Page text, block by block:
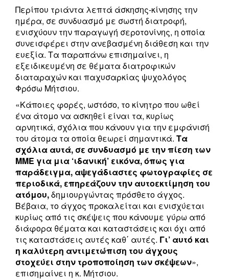
Περίπου τριάντα λεπτά άσκησης-κίνησης την
ημέρα, σε συνδυασμό με σωστή διατροφή,
ενισχύουν την παραγωγή σεροτονίνης, η οποία
συνεισφέρει στην ανεβασμένη διάθεση και την
ευεξία. Τα παραπάνω επισημαίνει, η
εξειδικευμένη σε θέματα διατροφικών
διαταραχών και παχυσαρκίας ψυχολόγος
Φρόσω Μήτσιου.
«Κάποιες φορές, ωστόσο, το κίνητρο που ωθεί
ένα άτομο να ασκηθεί είναι τα, κυρίως
αρνητικά, σχόλια που κάνουν για την εμφάνισή
του άτομα τα οποία θεωρεί σημαντικά. Τα
σχόλια αυτά, σε συνδυασμό με την πίεση των
ΜΜΕ για μια ‘ιδανική’ εικόνα, όπως για
παράδειγμα, αψεγάδιαστες φωτογραφίες σε
περιοδικά, επηρεάζουν την αυτοεκτίμηση του
ατόμου,δημιουργώντας πρόσθετο άγχος.
Βέβαια, το άγχος προκαλείται και ενισχύεται
κυρίως από τις σκέψεις που κάνουμε γύρω από
διάφορα θέματα και καταστάσεις και όχι από
τις καταστάσεις αυτές καθ΄ αυτές. Γι’ αυτό και
η καλύτερη αντιμετώπιση του άγχους
στοχεύει στην τροποποίηση των σκέψεων»,
επισημαίνει η κ. Μήτσιου.